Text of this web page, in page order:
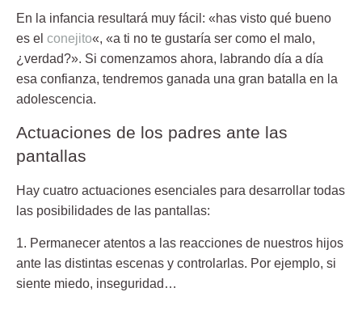
En la infancia resultará muy fácil: «has visto qué bueno
es el conejito«, «a ti no te gustaría ser como el malo,
¿verdad?». Si comenzamos ahora, labrando día a día
esa confianza, tendremos ganada una gran batalla en la
adolescencia.
Actuaciones de los padres ante las
pantallas
Hay cuatro actuaciones esenciales para desarrollar todas
las posibilidades de las pantallas:
1. Permanecer atentos a las reacciones de nuestros hijos
ante las distintas escenas y controlarlas. Por ejemplo, si
siente miedo, inseguridad…